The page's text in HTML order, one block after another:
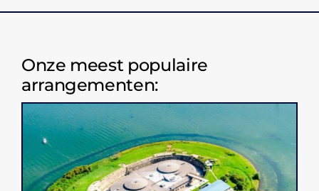
Onze meest populaire
arrangementen: